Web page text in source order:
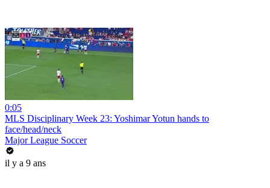
0:05
MLS Disciplinary Week 23: Yoshimar Yotun hands to
face/head/neck
Major League Soccer
il y a 9 ans